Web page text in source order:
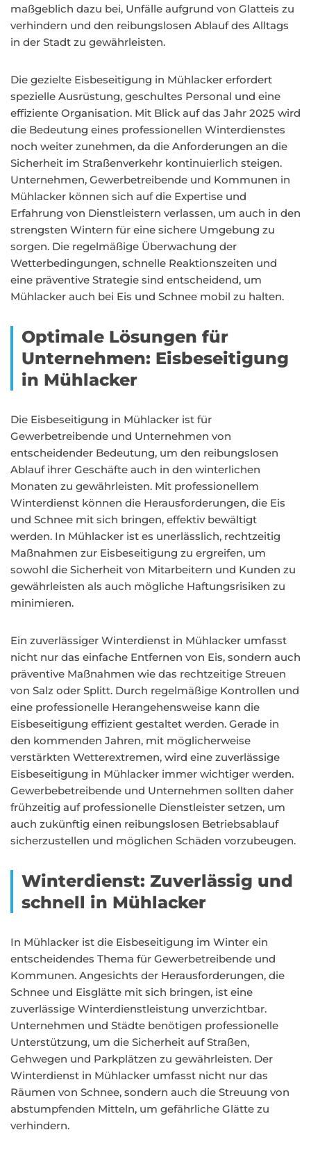
maßgeblich dazu bei, Unfälle aufgrund von Glatteis zu
verhindern und den reibungslosen Ablauf des Alltags
in der Stadt zu gewährleisten.
Die gezielte Eisbeseitigung in Mühlacker erfordert
spezielle Ausrüstung, geschultes Personal und eine
effiziente Organisation. Mit Blick auf das Jahr 2025 wird
die Bedeutung eines professionellen Winterdienstes
noch weiter zunehmen, da die Anforderungen an die
Sicherheit im Straßenverkehr kontinuierlich steigen.
Unternehmen, Gewerbetreibende und Kommunen in
Mühlacker können sich auf die Expertise und
Erfahrung von Dienstleistern verlassen, um auch in den
strengsten Wintern für eine sichere Umgebung zu
sorgen. Die regelmäßige Überwachung der
Wetterbedingungen, schnelle Reaktionszeiten und
eine präventive Strategie sind entscheidend, um
Mühlacker auch bei Eis und Schnee mobil zu halten.
Optimale Lösungen für
Unternehmen: Eisbeseitigung
in Mühlacker
Die Eisbeseitigung in Mühlacker ist für
Gewerbetreibende und Unternehmen von
entscheidender Bedeutung, um den reibungslosen
Ablauf ihrer Geschäfte auch in den winterlichen
Monaten zu gewährleisten. Mit professionellem
Winterdienst können die Herausforderungen, die Eis
und Schnee mit sich bringen, effektiv bewältigt
werden. In Mühlacker ist es unerlässlich, rechtzeitig
Maßnahmen zur Eisbeseitigung zu ergreifen, um
sowohl die Sicherheit von Mitarbeitern und Kunden zu
gewährleisten als auch mögliche Haftungsrisiken zu
minimieren.
Ein zuverlässiger Winterdienst in Mühlacker umfasst
nicht nur das einfache Entfernen von Eis, sondern auch
präventive Maßnahmen wie das rechtzeitige Streuen
von Salz oder Splitt. Durch regelmäßige Kontrollen und
eine professionelle Herangehensweise kann die
Eisbeseitigung effizient gestaltet werden. Gerade in
den kommenden Jahren, mit möglicherweise
verstärkten Wetterextremen, wird eine zuverlässige
Eisbeseitigung in Mühlacker immer wichtiger werden.
Gewerbebetreibende und Unternehmen sollten daher
frühzeitig auf professionelle Dienstleister setzen, um
auch zukünftig einen reibungslosen Betriebsablauf
sicherzustellen und möglichen Schäden vorzubeugen.
Winterdienst: Zuverlässig und
schnell in Mühlacker
In Mühlacker ist die Eisbeseitigung im Winter ein
entscheidendes Thema für Gewerbetreibende und
Kommunen. Angesichts der Herausforderungen, die
Schnee und Eisglätte mit sich bringen, ist eine
zuverlässige Winterdienstleistung unverzichtbar.
Unternehmen und Städte benötigen professionelle
Unterstützung, um die Sicherheit auf Straßen,
Gehwegen und Parkplätzen zu gewährleisten. Der
Winterdienst in Mühlacker umfasst nicht nur das
Räumen von Schnee, sondern auch die Streuung von
abstumpfenden Mitteln, um gefährliche Glätte zu
verhindern.